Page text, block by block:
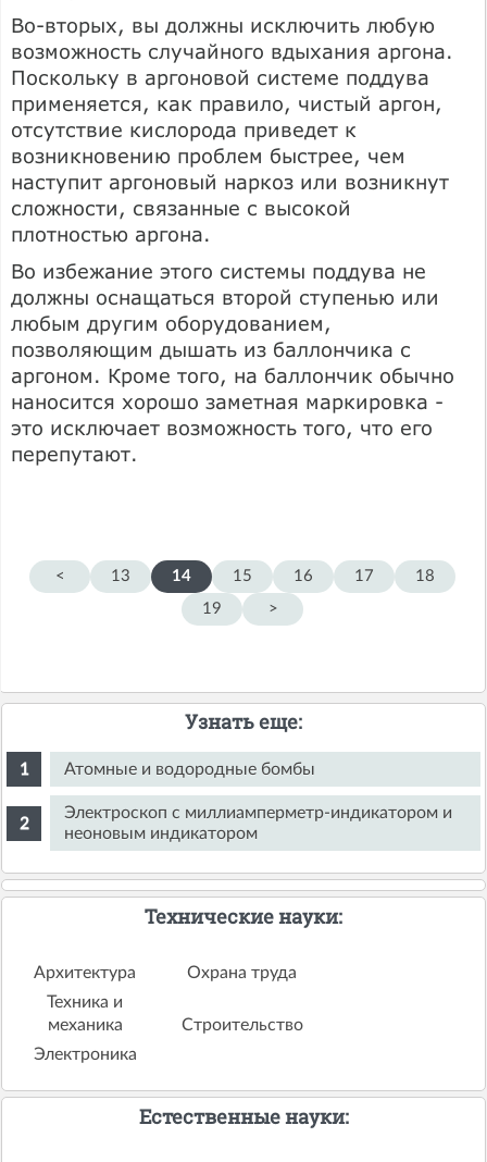
Во-вторых, вы должны исключить любую
возможность случайного вдыхания аргона.
Поскольку в аргоновой системе поддува
применяется, как правило, чистый аргон,
отсутствие кислорода приведет к
возникновению проблем быстрее, чем
наступит аргоновый наркоз или возникнут
сложности, связанные с высокой
плотностью аргона.
Во избежание этого системы поддува не
должны оснащаться второй ступенью или
любым другим оборудованием,
позволяющим дышать из баллончика с
аргоном. Кроме того, на баллончик обычно
наносится хорошо заметная маркировка -
это исключает возможность того, что его
перепутают.
< 13 14 15 16 17
18
19
>
Узнать еще:
Атомные и водородные бомбы
Электроскоп с миллиамперметр-индикатором и
неоновым индикатором
Технические науки:
Архитектура
Охрана труда
Техника и
механика
Строительство
Электроника
Естественные науки: